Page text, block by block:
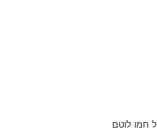
חמו לוטם